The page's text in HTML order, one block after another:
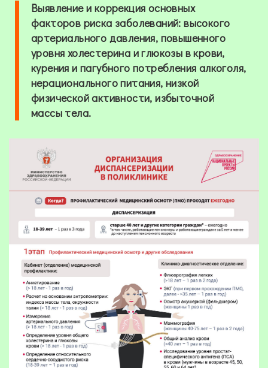
Выявление и коррекция основных
факторов риска заболеваний: высокого
артериального давления, повышенного
уровня холестерина и глюкозы в крови,
курения и пагубного потребления алкоголя,
нерационального питания, низкой
физической активности, избыточной
массы тела.